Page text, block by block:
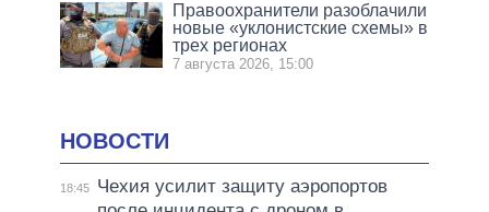
Правоохранители разоблачили
новые «уклонистские схемы» в
трех регионах
7 августа 2026, 15:00
НОВОСТИ
18:45
Чехия усилит защиту аэропортов